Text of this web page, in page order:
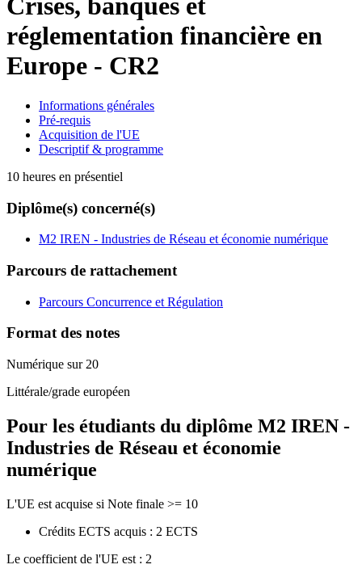
Crises, banques et
réglementation financière en
Europe - CR2
Informations générales
Pré-requis
Acquisition de l'UE
Descriptif & programme
10 heures en présentiel
Diplôme(s) concerné(s)
M2 IREN - Industries de Réseau et économie numérique
Parcours de rattachement
Parcours Concurrence et Régulation
Format des notes
Numérique sur 20
Littérale/grade européen
Pour les étudiants du diplôme M2 IREN -
Industries de Réseau et économie
numérique
L'UE est acquise si Note finale >= 10
Crédits ECTS acquis : 2 ECTS
Le coefficient de l'UE est : 2